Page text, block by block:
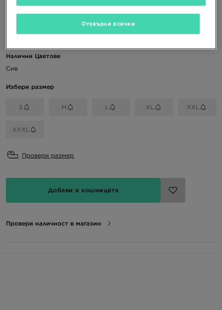
Налични Цветове
Сив
Избери размер
S M L XL XXL
XXXL
Провери размер
Добави в кошницата
Провери наличност в магазин
Отхвърли всички